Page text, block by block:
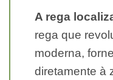
A rega
rega que
moderna,
diretamente à